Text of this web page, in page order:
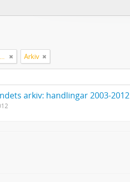
Svenska humanistiska förbundets arkiv: handlingar 2003-2012 Arkiv
arkiv: handlingar 2003-2012